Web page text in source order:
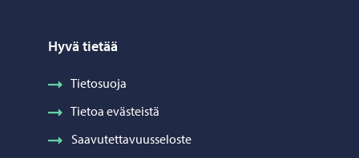
Hyvä tietää
Tietosuoja
Tietoa evästeistä
Saavutettavuusseloste